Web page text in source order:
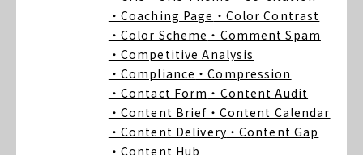
・Coaching Page ・Color Contrast
・Color Scheme ・Comment Spam
・Competitive Analysis
・Compliance ・Compression
・Contact Form ・Content Audit
・Content Brief ・Content Calendar
・Content Delivery ・Content Gap
・Content Hub